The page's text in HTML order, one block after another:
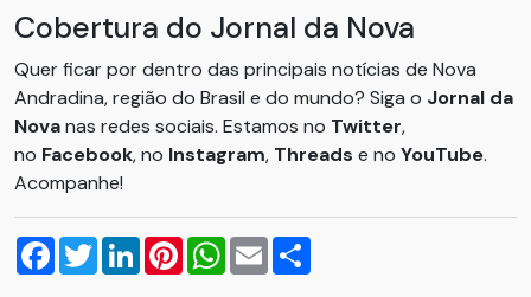
Cobertura do Jornal da Nova
Quer ficar por dentro das principais notícias de Nova
Andradina, região do Brasil e do mundo? Siga o Jornal da
Novanas redes sociais. Estamos no Twitter,
no Facebook, no Instagram, Threads e no YouTube.
Acompanhe!
Facebook
TwitterLinkedInPinterestWhatsApp
Email